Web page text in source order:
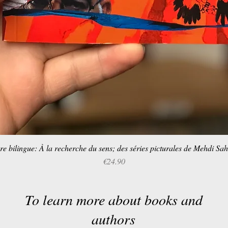
Quick View
bilingue: À la recherche du sens; des séries picturales de Mehdi
Price
€24.90
To learn more about books and
authors